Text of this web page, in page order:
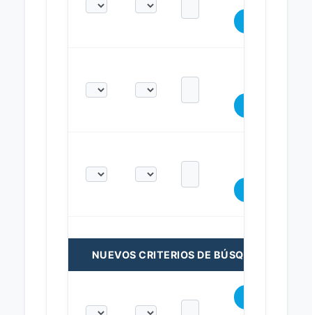
NUEVOS CRITERIOS DE BÚSQUEDA: